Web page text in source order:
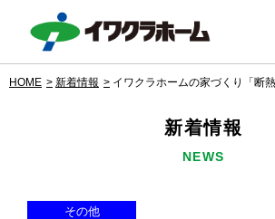
HOME 新着情報 イワクラホームの家づくり「断
新着情報
NEWS
その他